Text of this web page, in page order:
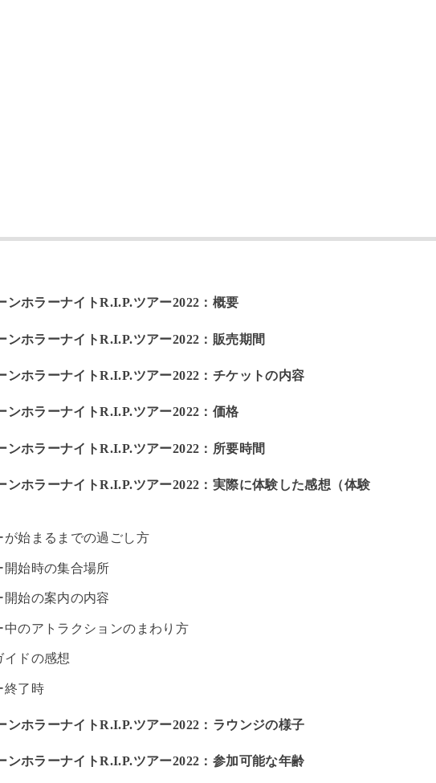
ンホラーナイトR.I.P.ツアー2022：概要
ンホラーナイトR.I.P.ツアー2022：販売期間
ンホラーナイトR.I.P.ツアー2022：チケットの内容
ンホラーナイトR.I.P.ツアー2022：価格
ンホラーナイトR.I.P.ツアー2022：所要時間
ンホラーナイトR.I.P.ツアー2022：実際に体験した感想（体験
が始まるまでの過ごし方
開始時の集合場所
開始の案内の内容
中のアトラクションのまわり方
イドの感想
終了時
ンホラーナイトR.I.P.ツアー2022：ラウンジの様子
ンホラーナイトR.I.P.ツアー2022：参加可能な年齢